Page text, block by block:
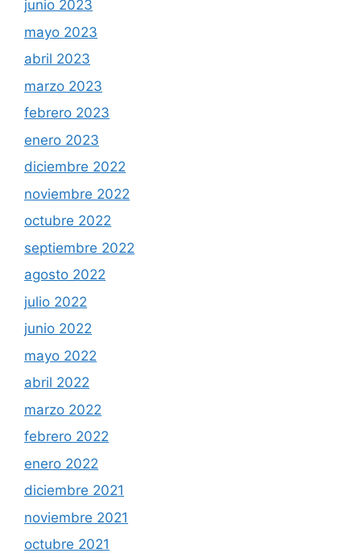
junio 2023
mayo 2023
abril 2023
marzo 2023
febrero 2023
enero 2023
diciembre 2022
noviembre 2022
octubre 2022
septiembre 2022
agosto 2022
julio 2022
junio 2022
mayo 2022
abril 2022
marzo 2022
febrero 2022
enero 2022
diciembre 2021
noviembre 2021
octubre 2021